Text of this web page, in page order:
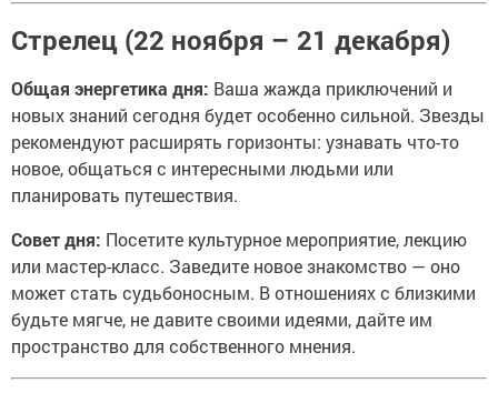
Стрелец (22 ноября – 21 декабря)
Общая энергетика дня: Ваша жажда приключений и
новых знаний сегодня будет особенно сильной. Звезды
рекомендуют расширять горизонты: узнавать что-то
новое, общаться с интересными людьми или
планировать путешествия.
Совет дня: Посетите культурное мероприятие, лекцию
или мастер-класс. Заведите новое знакомство — оно
может стать судьбоносным. В отношениях с близкими
будьте мягче, не давите своими идеями, дайте им
пространство для собственного мнения.